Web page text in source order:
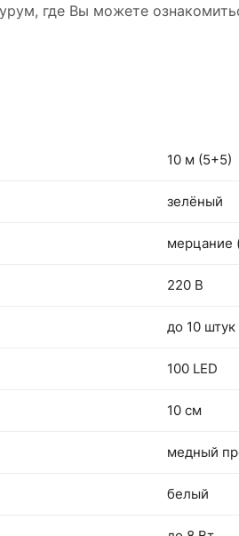
где Вы можете
10 м (5+5)
зелёный
мерцание
220 В
до 10
100 LED
10 см
медный
белый